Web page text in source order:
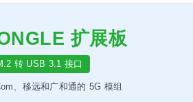
扩展板
转 USB 3.1 接口
、移远和广和通的 5G 模组